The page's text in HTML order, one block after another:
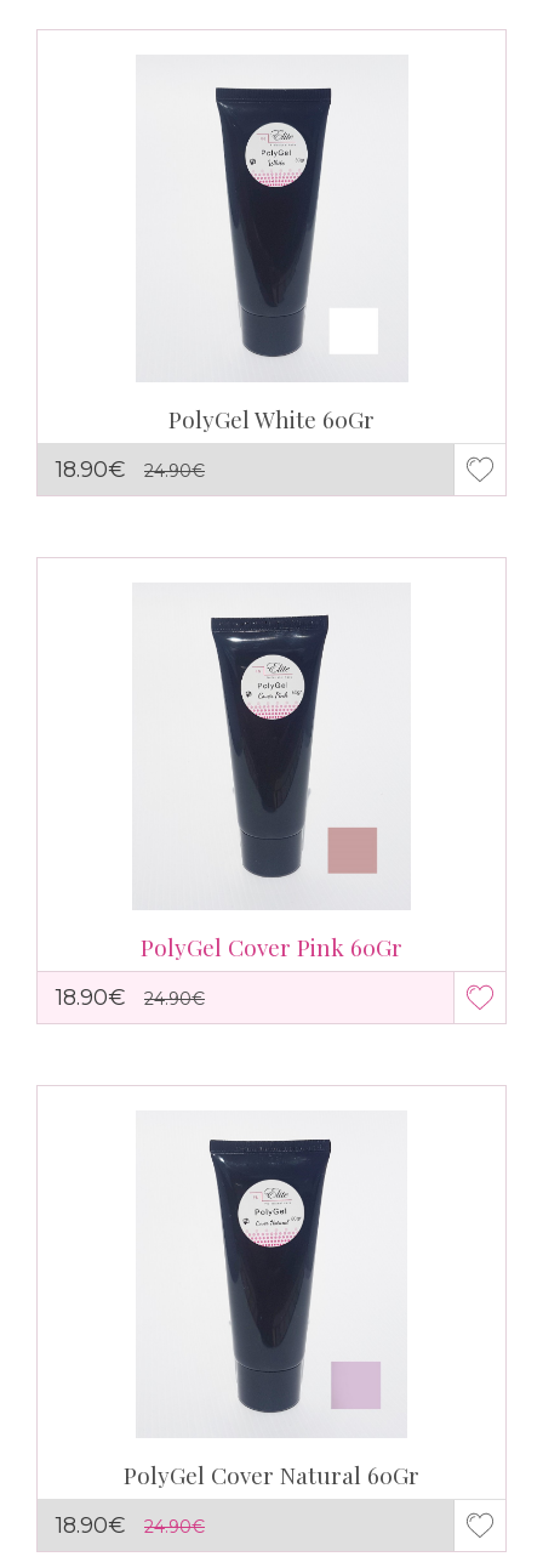
PolyGel White 60Gr
18.90€ 24.90€
PolyGel Cover Pink 60Gr
18.90€ 24.90€
PolyGel Cover Natural 60Gr
18.90€ 24.90€